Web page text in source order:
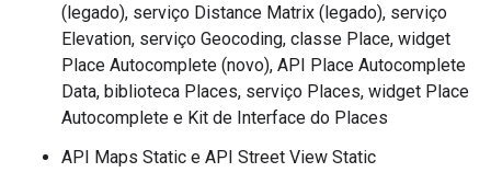
(legado), serviço Distance Matrix (legado), serviço
Elevation, serviço Geocoding, classe Place, widget
Place Autocomplete (novo), API Place Autocomplete
Data, biblioteca Places, serviço Places, widget Place
Autocomplete e Kit de Interface do Places
API Maps Static e API Street View Static